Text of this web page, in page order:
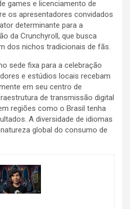
games e licenciamento de
os apresentadores convidados
determinante para a
da Crunchyroll, que busca
dos nichos tradicionais de fãs.
sede fixa para a celebração
e estúdios locais recebam
em seu centro de
de transmissão digital
regiões como o Brasil tenha
A diversidade de idiomas
global do consumo de